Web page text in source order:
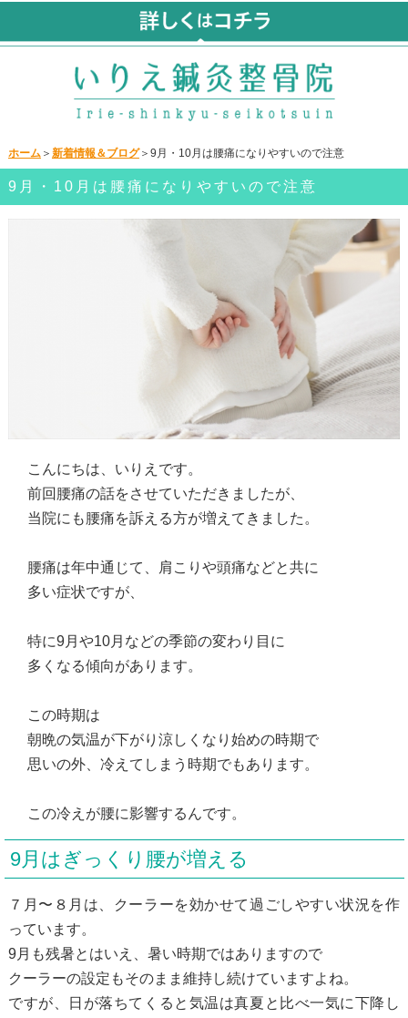
ホーム＞ 新着情報＆ブログ＞9月・10月は腰痛になりやすいので注意
9月・10月は腰痛になりやすいので注意
こんにちは、いりえです。
前回腰痛の話をさせていただきましたが、
当院にも腰痛を訴える方が増えてきました。
腰痛は年中通じて、肩こりや頭痛などと共に
多い症状ですが、
特に9月や10月などの季節の変わり目に
多くなる傾向があります。
この時期は
朝晩の気温が下がり涼しくなり始めの時期で
思いの外、冷えてしまう時期でもあります。
この冷えが腰に影響するんです。
9月はぎっくり腰が増える
７月〜８月は、クーラーを効かせて過ごしやすい状況を作
っています。
9月も残暑とはいえ、暑い時期ではありますので
クーラーの設定もそのまま維持し続けていますよね。
ですが、日が落ちてくると気温は真夏と比べ一気に下降し